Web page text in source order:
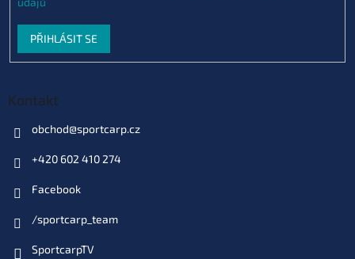
PŘIHLÁSIT SE
Kontakt
obchod@sportcarp.cz
+420 602 410 274
Facebook
/sportcarp_team
SportcarpTV